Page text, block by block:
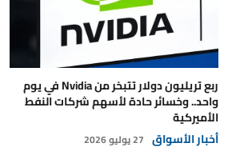
ربع تريليون دولار تتبخر من Nvidia في يوم
واحد.. وخسائر حادة لأسهم شركات النفط
الأميركية
أخبار الأسواق 27 يوليو 2026